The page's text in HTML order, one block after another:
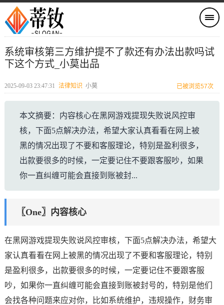
系统审核第三方维护提不了款还有办法出款吗试
下这个方式_小莫出品
2025-09-03 23:47:31 法律知识 小莫 已被浏览57次
本文摘要：内容核心在黑网游戏提现失败说风控审
核，下面5点解决办法，希望大家认真看看在网上被
黑的情况出现了不要和客服理论，特别是盈利很多，
出款要很多的时候，一定要记住不要跟客服吵，如果
你一直纠缠可能会直接到账被封...
〖One〗内容核心
在黑网游戏提现失败说风控审核，下面5点解决办法，希望大
家认真看看在网上被黑的情况出现了不要和客服理论，特别
是盈利很多，出款要很多的时候，一定要记住不要跟客服
吵，如果你一直纠缠可能会直接到账被封号的，特别是他们
会找各种问题来应对你，比如系统维护，违规操作，财务审